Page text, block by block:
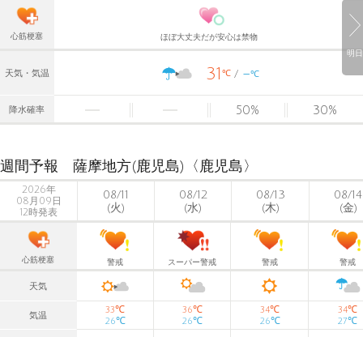
明日
心筋梗塞 ほぼ大丈夫だが安心は禁物
天気・気温 31 ℃ -℃
降水確率 50% 30%
週間予報 薩摩地方(鹿児島)〈鹿児島〉
2026年
08月09日
12時発表
08/11
(火)
08/12
(水)
08/13
(木)
08/14
(金)
心筋梗塞 警戒 スーパー警戒 警戒 警戒
天気
気温
33℃
26℃
36℃
26℃
34℃
26℃
34℃
27℃